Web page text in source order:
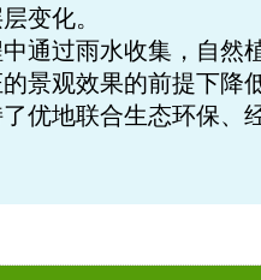
变化。
过雨水收集，自然
景观效果的前提下降
优地联合生态环保、